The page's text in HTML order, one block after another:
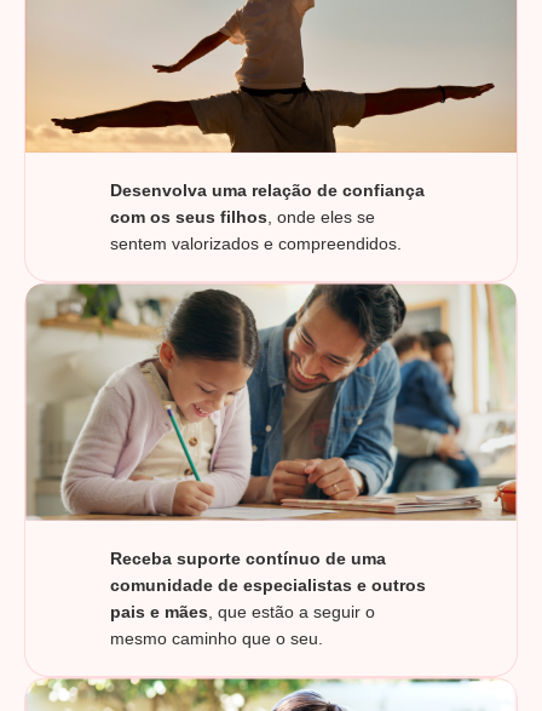
Desenvolva uma relação de confiança
com os seus filhos , onde eles se
sentem valorizados e compreendidos.
Receba suporte contínuo de uma
comunidade de especialistas e outros
pais e mães, que estão a seguir o
mesmo caminho que o seu.